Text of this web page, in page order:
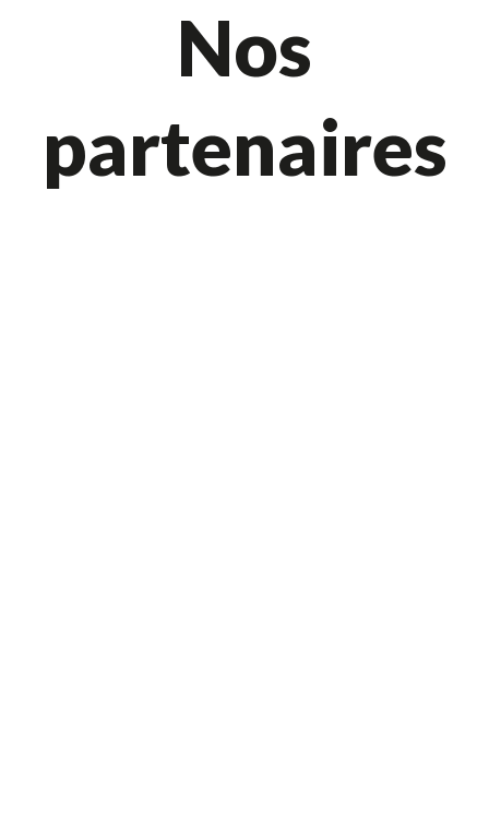
Nos
partenaires